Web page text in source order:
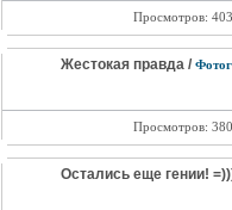
Просмотров:
Жестокая правда /
Просмотров:
Остались еще гении!